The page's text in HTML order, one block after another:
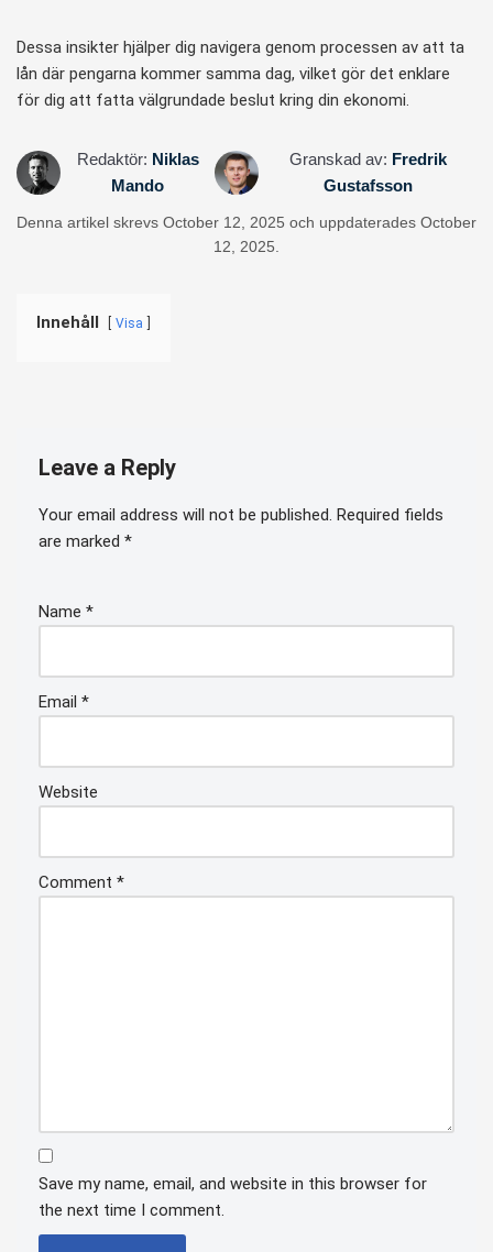
Dessa insikter hjälper dig navigera genom processen av att ta
lån där pengarna kommer samma dag, vilket gör det enklare
för dig att fatta välgrundade beslut kring din ekonomi.
Redaktör: Niklas
Mando
Granskad av: Fredrik
Gustafsson
Denna artikel skrevs October 12, 2025 och uppdaterades October
12, 2025.
Innehåll Visa
Leave a Reply
Your email address will not be published. Required fields
are marked *
Name *
Email *
Website
Comment *
Save my name, email, and website in this browser for
the next time I comment.